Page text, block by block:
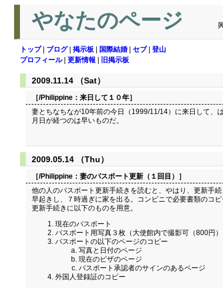
やなたのページ
トップ| ブログ| 掲示板 国際結婚 セブ| 登山
プロフィール| 更新情報 旧掲示板
2009.11.14 （Sat）
［/Philippine： 来日して１０年］
妻とちなちなが10年前の今日（1999/11/14）に来日して、は
月日が経つのは早いものだ。
2009.05.14 （Thu）
［/Philippine： 妻のパスポート更新（１回目） ］
他の人のパスポート更新手続きを読むと、やはり、更新手
早起きし、７時過ぎに家を出る。コンビニで必要書類のコ
更新手続きに以下のものを用意。
現在のパスポート
パスポート用写真３枚（大使館内で撮影可（800円）
パスポートの以下のページのコピー
写真と日付のページ
現在のビザのページ
パスポート承認者のサインのあるページ
外国人登録証のコピー